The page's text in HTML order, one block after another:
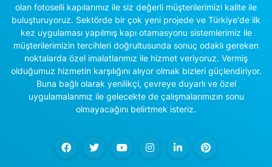
olan fotoselli kapılarımız ile siz değerli müşterilerimizi kalite ile
buluşturuyoruz. Sektörde bir çok yeni projede ve Türkiye'de ilk
kez uygulaması yapılmış kapı otamasyonu sistemlerimiz ile
müşterilerimizin tercihleri doğrultusunda sonuç odaklı gereken
noktalarda özel imalatlarımız ile hizmet veriyoruz. Vermiş
olduğumuz hizmetin karşılığını alıyor olmak bizleri güçlendiriyor.
Buna bağlı olarak yenilikçi, çevreye duyarlı ve özel
uygulamalarımız ile gelecekte de çalışmalarımızın sonu
olmayacağını belirtmek isteriz.